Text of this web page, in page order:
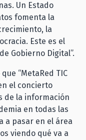
Un Estado
fomenta la
la
Este es el
Gobierno Digital”.
“MetaRed TIC
el concierto
de la información
en todas las
a pasar en el área
viendo qué va a